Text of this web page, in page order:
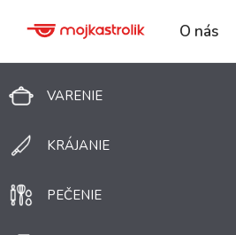
O nás
VARENIE
KRÁJANIE
PEČENIE